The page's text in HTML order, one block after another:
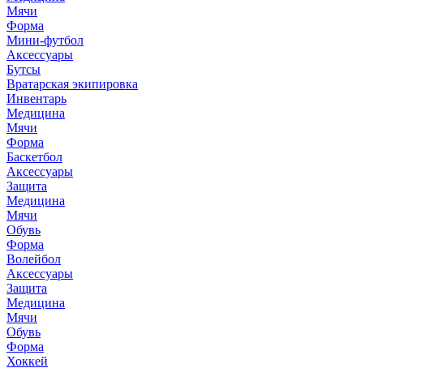
Мячи
Форма
Мини-футбол
Аксессуары
Бутсы
Вратарская экипировка
Инвентарь
Медицина
Мячи
Форма
Баскетбол
Аксессуары
Защита
Медицина
Мячи
Обувь
Форма
Волейбол
Аксессуары
Защита
Медицина
Мячи
Обувь
Форма
Хоккей